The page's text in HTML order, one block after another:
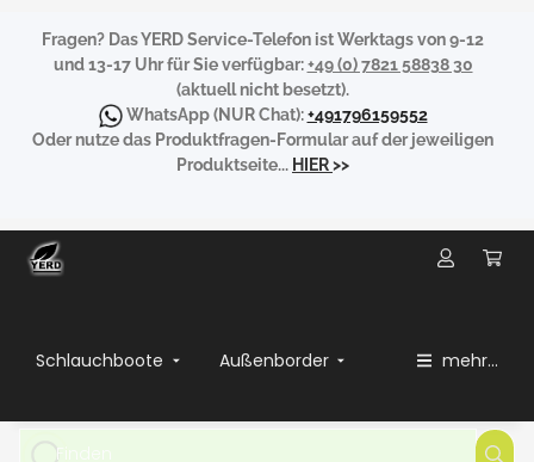
Fragen? Das YERD Service-Telefon ist Werktags von 9-12
und 13-17 Uhr für Sie verfügbar:+49 (0) 7821 58838 30
(aktuell nicht besetzt).
WhatsApp(NUR Chat):+491796159552
Oder nutze das Produktfragen-Formular auf der jeweiligen
Produktseite... HIER>>
Schlauchboote Außenborder mehr...